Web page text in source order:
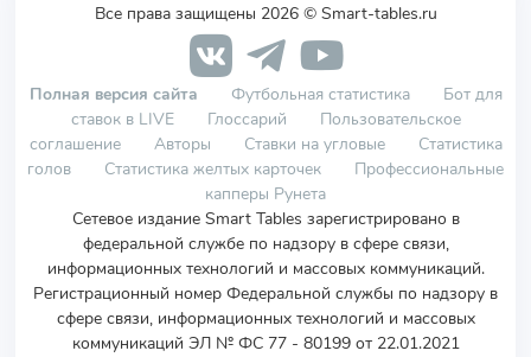
Все права защищены 2026 © Smart-tables.ru
Полная версия сайта Футбольная статистика
Бот для
ставок в LIVE
Глоссарий
Пользовательское
соглашение
Авторы Ставки на угловые
Статистика
голов
Статистика желтых карточек
Профессиональные
капперы Рунета
Сетевое издание Smart Tables зарегистрировано в
федеральной службе по надзору в сфере связи,
информационных технологий и массовых коммуникаций.
Регистрационный номер Федеральной службы по надзору в
сфере связи, информационных технологий и массовых
коммуникаций ЭЛ № ФС 77 - 80199 от 22.01.2021